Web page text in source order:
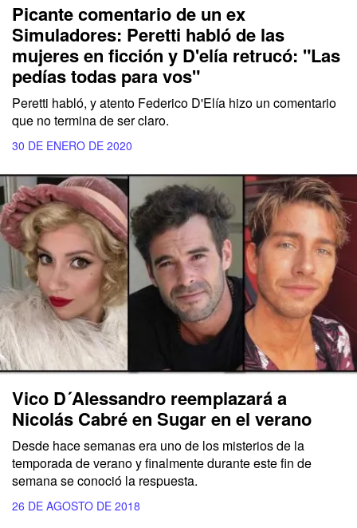
Picante comentario de un ex
Simuladores: Peretti habló de las
mujeres en ficción y D'elía retrucó: "Las
pedías todas para vos"
Peretti habló, y atento Federico D'Elía hizo un comentario
que no termina de ser claro.
30 DE ENERO DE 2020
Vico D´Alessandro reemplazará a
Nicolás Cabré en Sugar en el verano
Desde hace semanas era uno de los misterios de la
temporada de verano y finalmente durante este fin de
semana se conoció la respuesta.
26 DE AGOSTO DE 2018